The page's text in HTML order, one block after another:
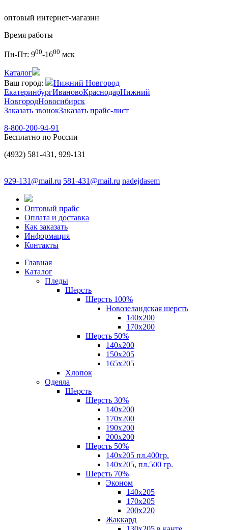
оптовый интернет-магазин
Время работы
Пн-Пт: 900-1600 мск
Каталог
Ваш город:
Нижний Новгород
ЕкатеринбургИвановоКраснодарНижний
НовгородНовосибирск
Заказать звонокЗаказать прайс-лист
8-800-200-94-91
Бесплатно по России
(4932) 581-431, 929-131
929-131@mail.ru 581-431@mail.ru nadejdasem
Оптовый прайс
Оплата и доставка
Как заказать
Информация
Контакты
Главная
Каталог
Пледы
Шерсть
Шерсть 100%
Новозеландская шерсть
140х200
170x200
Шерсть 50%
140x200
150х205
165х205
Хлопок
Одеяла
Шерсть
Шерсть 30%
140х200
170х200
190х200
200х200
Шерсть 50%
140х205 пл.400гр.
140х205, пл.500 гр.
Шерсть 70%
Эконом
140х205
170х205
200х220
Жаккард